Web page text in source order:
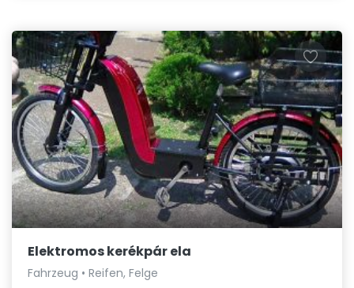
Elektromos kerékpár ela
Fahrzeug • Reifen, Felge